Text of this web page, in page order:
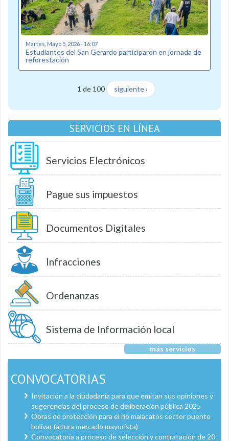
Martes, Mayo 5, 2026 - 16:07
Estudiantes del San Gerardo participaron en jornada de
reforestación
1 de 100 siguiente ›
SERVICIOS EN LÍNEA
Servicios Electrónicos
Pague sus impuestos
Documentos Digitales
Infracciones
Ordenanzas
Sistema de Información local
más servicios
CONVOCATORIAS
Invitación a la ciudadanía para que emitan sus opiniones y
sugerencias del proceso de deliberación pública 2025
Obras de protección para el río malacatos sector puente
bolívar (altura mercado mayorista)
Convocatoria a proceso de selección y contratación de 20